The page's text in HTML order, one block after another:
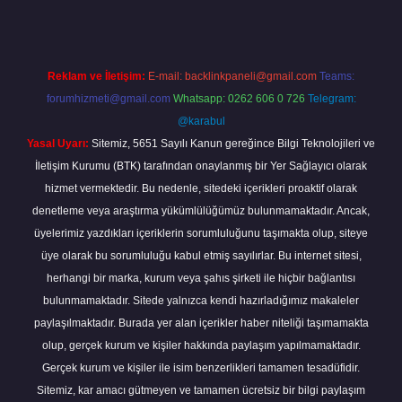
Reklam ve İletişim: E-mail: backlinkpaneli@gmail.com Teams:
forumhizmeti@gmail.com Whatsapp: 0262 606 0 726 Telegram:
@karabul
Yasal Uyarı: Sitemiz, 5651 Sayılı Kanun gereğince Bilgi Teknolojileri ve
İletişim Kurumu (BTK) tarafından onaylanmış bir Yer Sağlayıcı olarak
hizmet vermektedir. Bu nedenle, sitedeki içerikleri proaktif olarak
denetleme veya araştırma yükümlülüğümüz bulunmamaktadır. Ancak,
üyelerimiz yazdıkları içeriklerin sorumluluğunu taşımakta olup, siteye
üye olarak bu sorumluluğu kabul etmiş sayılırlar. Bu internet sitesi,
herhangi bir marka, kurum veya şahıs şirketi ile hiçbir bağlantısı
bulunmamaktadır. Sitede yalnızca kendi hazırladığımız makaleler
paylaşılmaktadır. Burada yer alan içerikler haber niteliği taşımamakta
olup, gerçek kurum ve kişiler hakkında paylaşım yapılmamaktadır.
Gerçek kurum ve kişiler ile isim benzerlikleri tamamen tesadüfidir.
Sitemiz, kar amacı gütmeyen ve tamamen ücretsiz bir bilgi paylaşım